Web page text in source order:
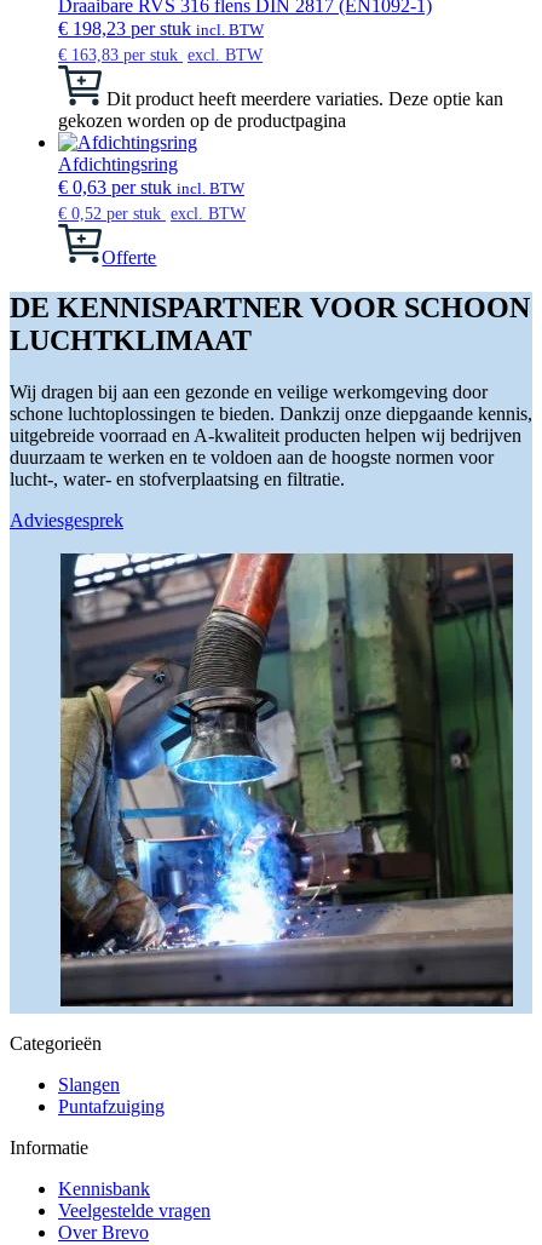
Draaibare RVS 316 flens DIN 2817 (EN1092-1)
€ 198,23 per stuk incl. BTW
€ 163,83 per stuk excl. BTW
Dit product heeft meerdere variaties. Deze optie kan
gekozen worden op de productpagina
Afdichtingsring
€ 0,63 per stuk incl. BTW
€ 0,52 per stuk excl. BTW
Offerte
DE KENNISPARTNER VOOR SCHOON
LUCHTKLIMAAT
Wij dragen bij aan een gezonde en veilige werkomgeving door
schone luchtoplossingen te bieden. Dankzij onze diepgaande kennis,
uitgebreide voorraad en A-kwaliteit producten helpen wij bedrijven
duurzaam te werken en te voldoen aan de hoogste normen voor
lucht-, water- en stofverplaatsing en filtratie.
Adviesgesprek
Categorieën
Slangen
Puntafzuiging
Informatie
Kennisbank
Veelgestelde vragen
Over Brevo